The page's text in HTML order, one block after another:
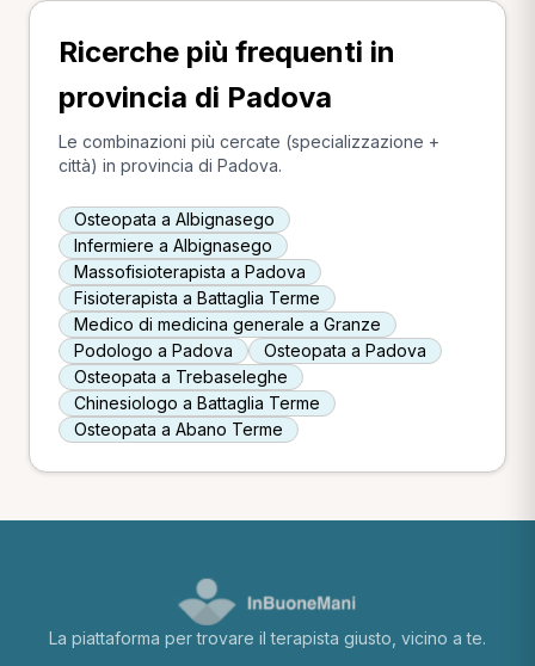
Ricerche più frequenti in
provincia di Padova
Le combinazioni più cercate (specializzazione +
città) in provincia di Padova.
Osteopata a Albignasego
Infermiere a Albignasego
Massofisioterapista a Padova
Fisioterapista a Battaglia Terme
Medico di medicina generale a Granze
Podologo a Padova
Osteopata a Padova
Osteopata a Trebaseleghe
Chinesiologo a Battaglia Terme
Osteopata a Abano Terme
La piattaforma per trovare il terapista giusto, vicino a te.